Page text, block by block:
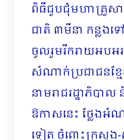
ពិធីជួបជុំមហាគ្រួសារ
ជាតិ ៣មីនា កន្លងទៅ
ចូលរួមរីករាយអបអរ
សំណាក់ប្រជាជនខ្មែ
នាមរាជរដ្ឋាភិបា
ឱកាសនេះ ថ្លែងអំ
ទៀត ចំពោះក្រសួង-